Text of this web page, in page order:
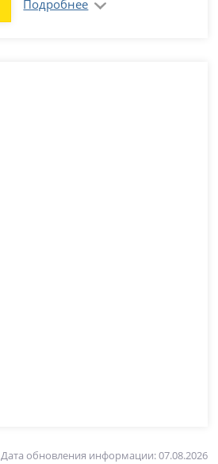
Подробнее
Дата обновления информации: 07.08.2026